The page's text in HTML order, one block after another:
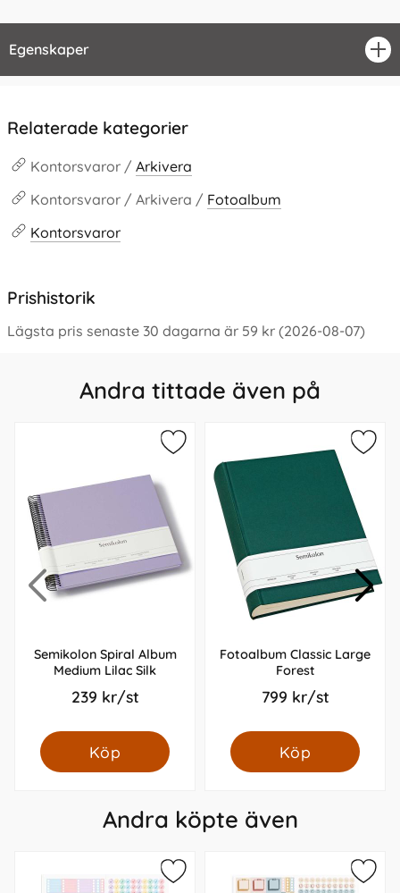
Egenskaper
Relaterade kategorier
Kontorsvaror / Arkivera
Kontorsvaror / Arkivera / Fotoalbum
Kontorsvaror
Prishistorik
Lägsta pris senaste 30 dagarna är 59 kr (2026-08-07)
Andra tittade även på
Semikolon Spiral Album
Medium Lilac Silk
239 kr/st
Köp
Fotoalbum Classic Large
Forest
799 kr/st
Köp
Andra köpte även